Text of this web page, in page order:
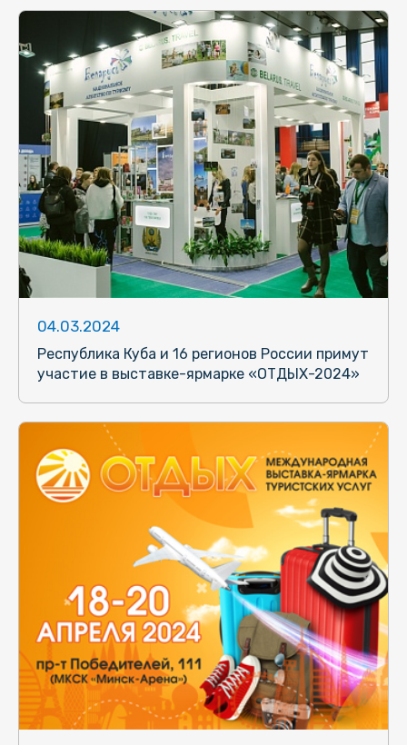
04.03.2024
Республика Куба и 16 регионов России примут
участие в выставке-ярмарке «ОТДЫХ-2024»